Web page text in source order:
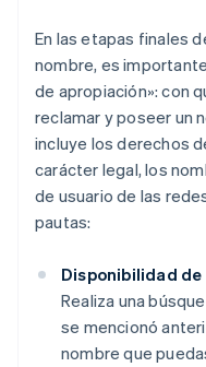
En las etapas finales
nombre, es
de apropiación»: con
reclamar y poseer un
incluye los derechos
carácter legal, los
de usuario de las
pautas:
Disponibilidad
Realiza una
se mencionó
nombre que